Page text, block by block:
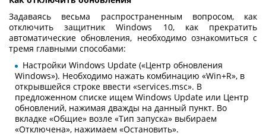
Задаваясь весьма распространенным вопросом, как
отключить защитник Windows 10, как прекратить
автоматические обновления, необходимо ознакомиться с
тремя главными способами:
Настройки Windows Update («Центр обновления
Windows»). Необходимо нажать комбинацию «Win+R», в
открывшейся строке ввести «services.msc». В
предложенном списке ищем Windows Update или Центр
обновлений, нажимая дважды на данный пункт. Во
вкладке «Общие» возле «Тип запуска» выбираем
«Отключена», нажимаем «Остановить».